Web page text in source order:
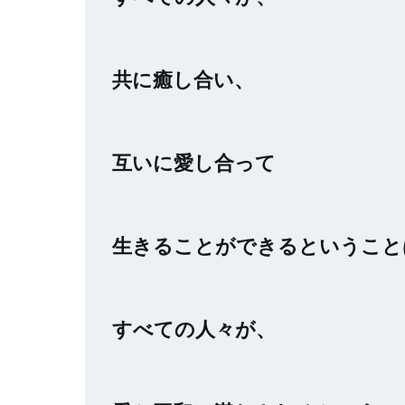
共に癒し合い、
互いに愛し合って
生きることができるというこ
すべての人々が、